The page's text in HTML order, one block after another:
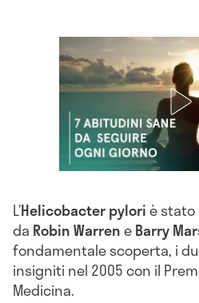
L’Helicobacter pyloriè
da Robin WarreneBarry
fondamentale scoperta, i
insigniti nel 2005 con il
Medicina.